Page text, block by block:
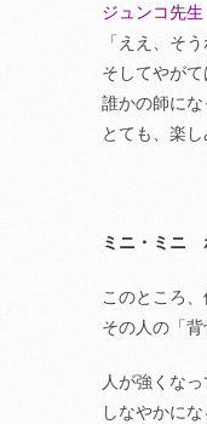
ジュンコ先生
「ええ、そう
そしてやがて
誰かの師にな
とても、楽し
ミニ・ミニ
このところ
その人の「背
人が強くな
しなやかにな